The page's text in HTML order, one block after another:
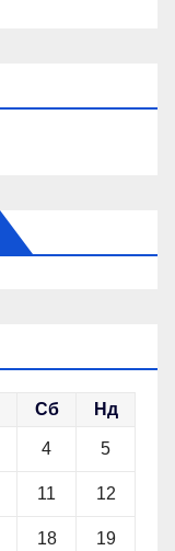
Сб Нд
4 5
11 12
18 19